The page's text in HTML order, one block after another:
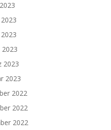
2023
2023
2023
2023
2022
2022
2022